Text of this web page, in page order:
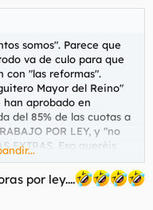
somos". Parece que
va de culo para que
con "las reformas".
Mayor del Reino"
aprobado en
del 85% de las cuotas a
POR LEY, y "no
EXTRAS. Eso queréis
Porque España está
del abismo y con Korea
o Zamora.
por ley....